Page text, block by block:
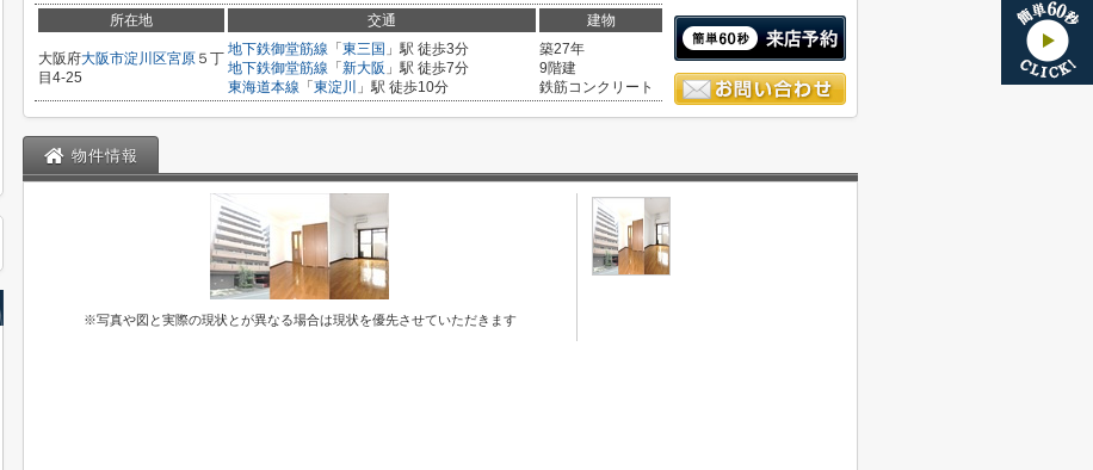
所在地 交通 建物
大阪府大阪市淀川区宮原 ５丁
目4-25
地下鉄御堂筋線 「 東三国 」駅 徒歩3分
地下鉄御堂筋線 「 新大阪 」駅 徒歩7分
東海道本線 「 東淀川 」駅 徒歩10分
築27年
9階建
鉄筋コンクリート
物件情報
※写真や図と実際の現状とが異なる場合は現状を優先させていただきます